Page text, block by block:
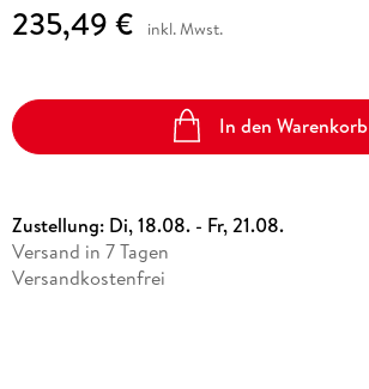
235,49 € inkl. Mwst.
In den Warenkorb
Zustellung: Di, 18.08. - Fr, 21.08.
Versand in 7 Tagen
Versandkostenfrei